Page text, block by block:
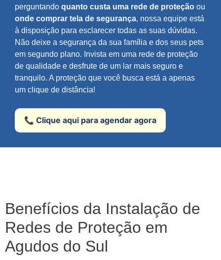
perguntando quanto custa uma rede de proteção ou
onde comprar tela de segurança, nossa equipe está
à disposição para esclarecer todas as suas dúvidas.
Não deixe a segurança da sua família e dos seus pets
em segundo plano. Invista em uma rede de proteção
de qualidade e desfrute de um lar mais seguro e
tranquilo. A proteção que você busca está a apenas
um clique de distância!
📞 Clique aqui para agendar agora
Benefícios da Instalação de
Redes de Proteção em
Agudos do Sul